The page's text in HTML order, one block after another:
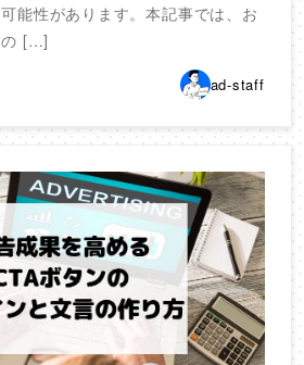
能性があります。本記事では、お
の […]
ad-staff